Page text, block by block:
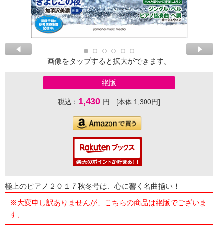
画像をタップすると拡大ができます。
絶版
税込： 1,430 円 [本体 1,300円]
極上のピアノ２０１７秋冬号は、心に響く名曲揃い！
※大変申し訳ありませんが、こちらの商品は絶版でございま
す。